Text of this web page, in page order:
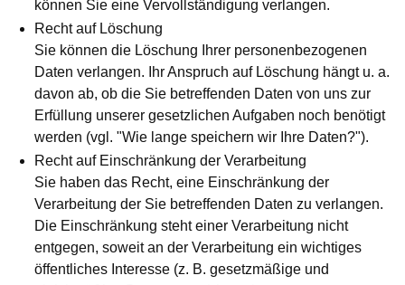
können Sie eine Vervollständigung verlangen.
Recht auf Löschung
Sie können die Löschung Ihrer personenbezogenen
Daten verlangen. Ihr Anspruch auf Löschung hängt u. a.
davon ab, ob die Sie betreffenden Daten von uns zur
Erfüllung unserer gesetzlichen Aufgaben noch benötigt
werden (vgl. "Wie lange speichern wir Ihre Daten?").
Recht auf Einschränkung der Verarbeitung
Sie haben das Recht, eine Einschränkung der
Verarbeitung der Sie betreffenden Daten zu verlangen.
Die Einschränkung steht einer Verarbeitung nicht
entgegen, soweit an der Verarbeitung ein wichtiges
öffentliches Interesse (z. B. gesetzmäßige und